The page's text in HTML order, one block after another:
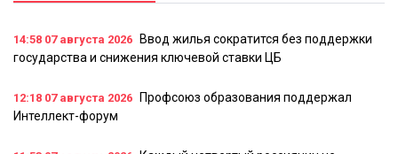
14:58 07 августа 2026
Ввод жилья сократится без поддержки
государства и снижения ключевой ставки ЦБ
12:18 07 августа 2026
Профсоюз образования поддержал
Интеллект-форум